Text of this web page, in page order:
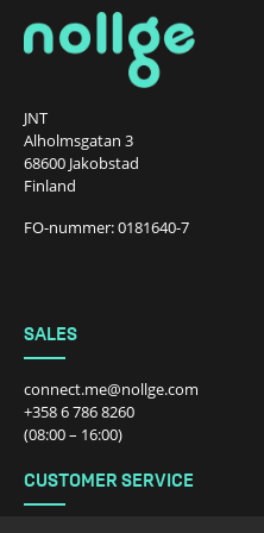
JNT
Alholmsgatan 3
68600 Jakobstad
Finland
FO-nummer: 0181640-7
SALES
connect.me@nollge.com
+358 6 786 8260
(08:00 – 16:00)
CUSTOMER SERVICE